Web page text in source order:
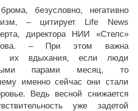
безусловно, негативно
– цитирует Life News
директора НИИ «Стелс»
– При этом важна
их вдыхания, если люди
парами месяц, то
именно сейчас они стали
Ведь весной снижается
уже задетой